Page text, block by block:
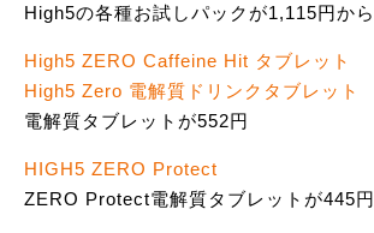
High5の各種お試しパックが1,115円から
High5 ZERO Caffeine Hit タブレット
High5 Zero 電解質ドリンクタブレット
電解質タブレットが552円
HIGH5 ZERO Protect
ZERO Protect電解質タブレットが445円